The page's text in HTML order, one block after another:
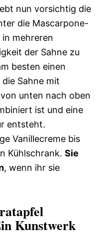
nun vorsichtig die
die Mascarpone-
mehreren
der Sahne zu
besten einen
Sahne mit
unten nach oben
ist und eine
entsteht.
Vanillecreme bis
Kühlschrank. Sie
, wenn ihr sie
Kunstwerk